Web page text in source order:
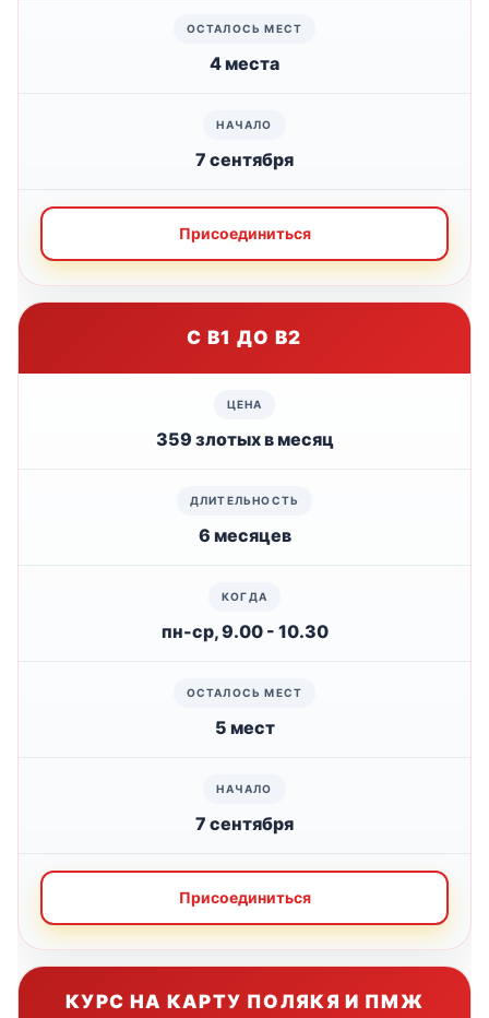
4 места
7 сентября
Присоединиться
С B1 ДО B2
359 злотых в месяц
6 месяцев
пн-ср, 9.00 - 10.30
5 мест
7 сентября
Присоединиться
КУРС НА КАРТУ ПОЛЯКЯ И ПМЖ